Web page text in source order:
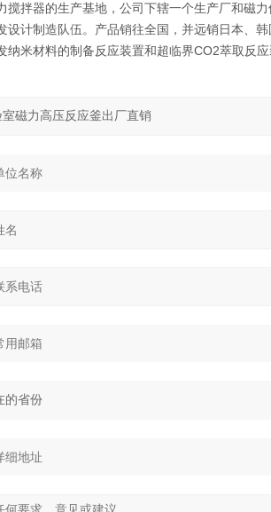
搅拌器的生产基地，公司下辖一个生产厂和磁
设计制造队伍。产品销往全国，并远销日本、
米材料的制备反应装置和超临界CO2萃取反